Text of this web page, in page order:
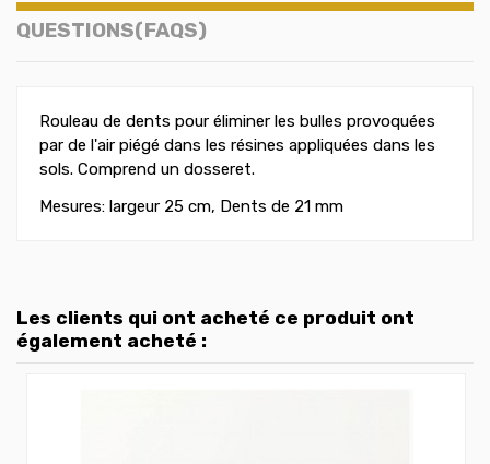
QUESTIONS(FAQS)
Rouleau de dents pour éliminer les bulles provoquées
par de l'air piégé dans les résines appliquées dans les
sols. Comprend un dosseret.
Mesures: largeur 25 cm, Dents de 21 mm
Les clients qui ont acheté ce produit ont
également acheté :